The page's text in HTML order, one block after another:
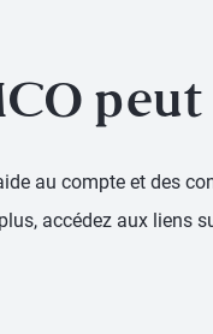
peut
au compte et des
accédez aux liens